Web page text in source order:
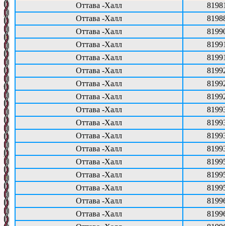
Оттава -Халл
Оттава -Халл
Оттава -Халл
Оттава -Халл
Оттава -Халл
Оттава -Халл
Оттава -Халл
Оттава -Халл
Оттава -Халл
Оттава -Халл
Оттава -Халл
Оттава -Халл
Оттава -Халл
Оттава -Халл
Оттава -Халл
Оттава -Халл
Оттава -Халл